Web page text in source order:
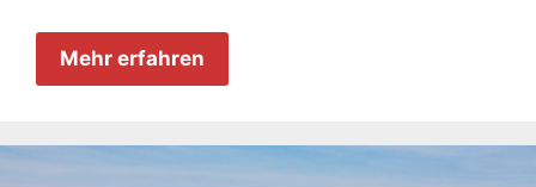
Mehr erfahren